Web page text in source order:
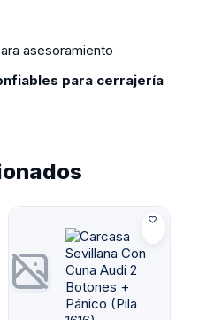
asesoramiento
para cerrajería